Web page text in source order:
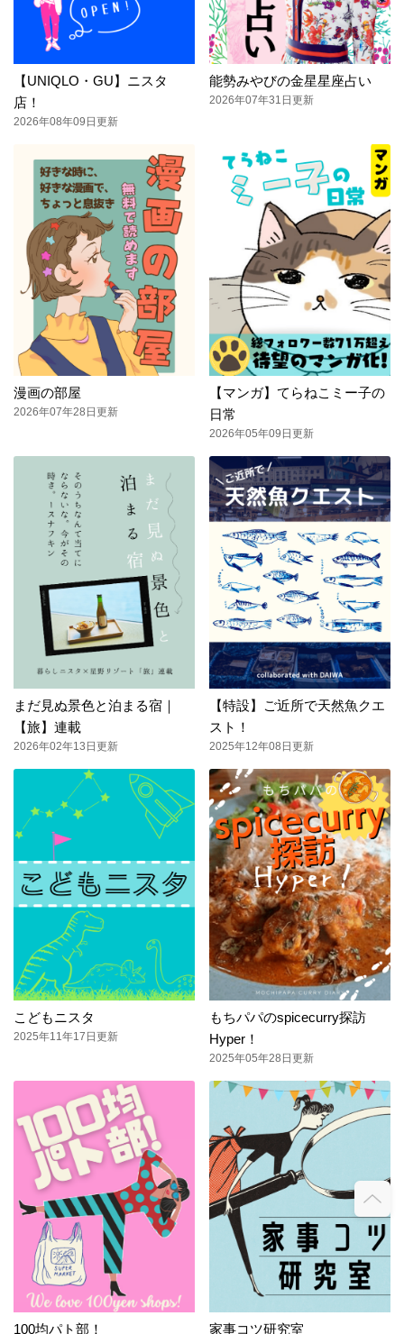
【UNIQLO・GU】ニスタ
店！
2026年08年09日更新
能勢みやびの金星星座占い
2026年07年31日更新
漫画の部屋
2026年07年28日更新
【マンガ】てらねこミー子の
日常
2026年05年09日更新
まだ見ぬ景色と泊まる宿｜
【旅】連載
2026年02年13日更新
【特設】ご近所で天然魚クエ
スト！
2025年12年08日更新
こどもニスタ
2025年11年17日更新
もちパパのspicecurry探訪
Hyper！
2025年05年28日更新
100均パト部！ 家事コツ研究室